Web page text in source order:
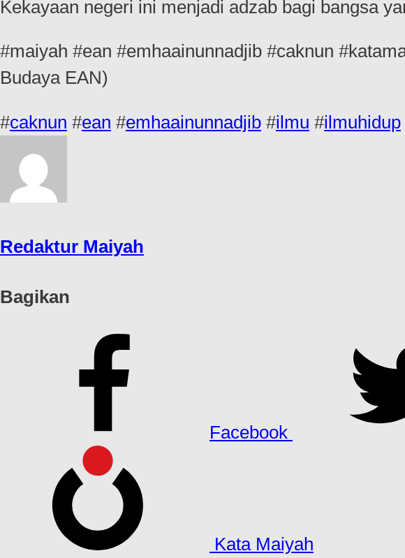
Kekayaan negeri ini menjadi adzab bagi bangsa
#maiyah #ean #emhaainunnadjib #caknun
Budaya EAN)
#caknun #ean #emhaainunnadjib #ilmu #ilmuhidup
Redaktur Maiyah
Bagikan
Facebook
Kata Maiyah